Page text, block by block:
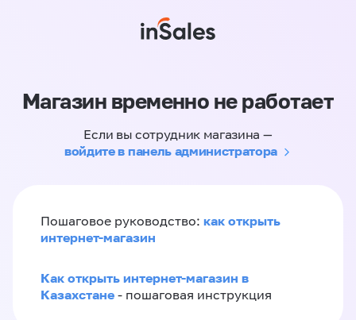
Магазин временно не работает
Если вы сотрудник магазина —
войдите в панель администратора
Пошаговое руководство: как открыть
интернет-магазин
Как открыть интернет-магазин в
Казахстане - пошаговая инструкция